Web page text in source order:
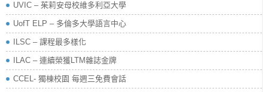
UVIC – 茱莉安母校維多利亞大學
UofT ELP – 多倫多大學語言中心
ILSC – 課程最多樣化
ILAC – 連續榮獲LTM雜誌金牌
CCEL- 獨棟校園 每週三免費會話